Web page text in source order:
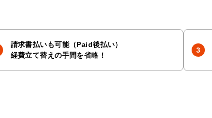
請求書払いも可能（Paid後払い）
経費立て替えの手間を省略！